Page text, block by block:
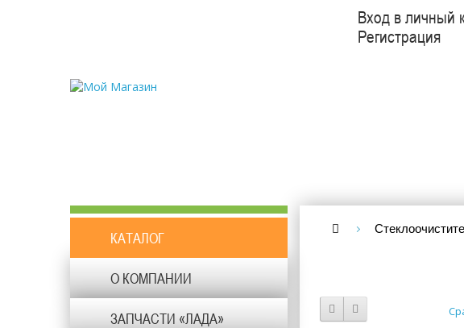
Вход в личный
Регистрация
КАТАЛОГ
О КОМПАНИИ
ЗАПЧАСТИ «ЛАДА»